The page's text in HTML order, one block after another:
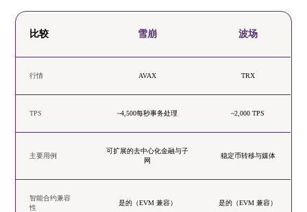
比较 雪崩 波场
行情 AVAX TRX
TPS ~4,500每秒事务处理 ~2,000 TPS
主要用例
可扩展的去中心化金融与子
网
稳定币转移与媒体
智能合约兼容
性
是的（EVM 兼容） 是的（EVM 兼容）